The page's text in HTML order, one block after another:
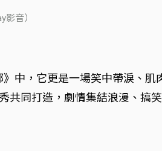
影音）
中，它更是一場笑中帶淚、肌
共同打造，劇情集結浪漫、搞